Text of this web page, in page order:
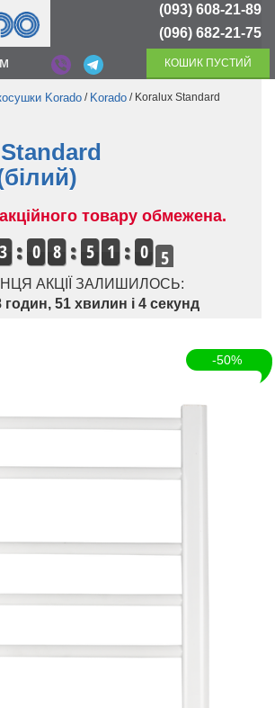
(093) 608-21-89
(096) 682-21-75
КОШИК ПУСТИЙ
Korado / Korado / Koralux Standard
акційного товару обмежена.
3 0 8 5 1 0 4
АКЦІЇ ЗАЛИШИЛОСЬ:
годин, 51 хвилин і 4 секунд
-50%